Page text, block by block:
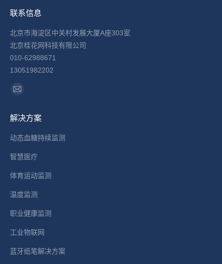
联系信息
北京市海淀区中关村发展大厦A座303室
北京桂花网科技有限公司
010-62988671
13051982202
找到我们：
Mail
opens
in
window
解决方案
动态血糖持续监测
智慧医疗
体育运动监测
温度监测
职业健康监测
工业物联网
蓝牙纸笔解决方案